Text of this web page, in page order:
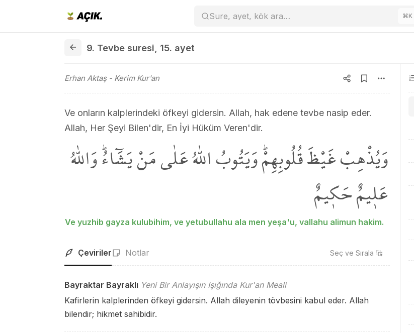
Sure, ayet, kök ara… ⌘K
9. Tevbe suresi 15. ayet
Erhan Aktaş- Kerim Kur'an
Ve onların kalplerindeki öfkeyi gidersin. Allah, hak edene tevbe nasip eder.
Allah, Her Şeyi Bilen'dir, En İyi Hüküm Veren'dir.
وَيُذْهِبْ غَيْظَ قُلُوبِهِمْۜ وَيَتُوبُ اللّٰهُ عَلٰى مَنْ يَشَٓاءُۜ وَاللّٰهُ
عَل۪يمٌ حَك۪يمٌ
Ve yuzhib gayza kulubihim, ve yetubullahu ala men yeşa'u, vallahu alimun hakim.
Çeviriler Notlar Seç ve Sırala
Bayraktar Bayraklı Yeni Bir Anlayışın Işığında Kur'an Meali
Kafirlerin kalplerinden öfkeyi gidersin. Allah dileyenin tövbesini kabul eder. Allah
bilendir; hikmet sahibidir.